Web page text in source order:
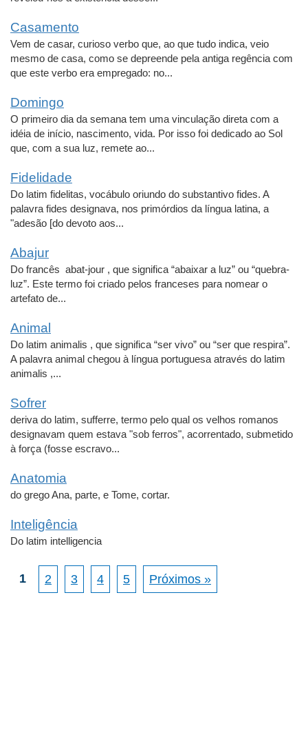
Casamento
Vem de casar, curioso verbo que, ao que tudo indica, veio
mesmo de casa, como se depreende pela antiga regência com
que este verbo era empregado: no...
Domingo
O primeiro dia da semana tem uma vinculação direta com a
idéia de início, nascimento, vida. Por isso foi dedicado ao Sol
que, com a sua luz, remete ao...
Fidelidade
Do latim fidelitas, vocábulo oriundo do substantivo fides. A
palavra fides designava, nos primórdios da língua latina, a
"adesão [do devoto aos...
Abajur
Do francês abat-jour , que significa “abaixar a luz” ou “quebra-
luz”. Este termo foi criado pelos franceses para nomear o
artefato de...
Animal
Do latim animalis , que significa “ser vivo” ou “ser que respira”.
A palavra animal chegou à língua portuguesa através do latim
animalis ,...
Sofrer
deriva do latim, sufferre, termo pelo qual os velhos romanos
designavam quem estava "sob ferros", acorrentado, submetido
à força (fosse escravo...
Anatomia
do grego Ana, parte, e Tome, cortar.
Inteligência
Do latim intelligencia
1 2 3 4 5 Próximos »